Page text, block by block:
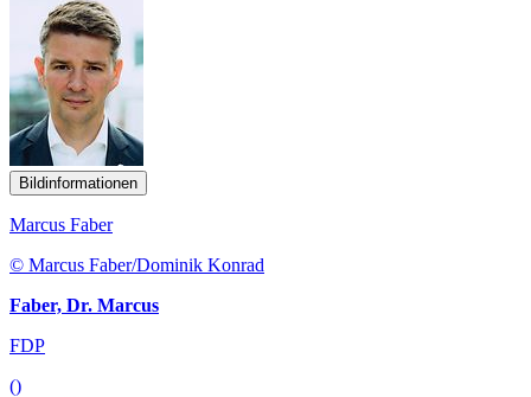
Bildinformationen
Marcus Faber
© Marcus Faber/Dominik Konrad
Faber, Dr. Marcus
FDP
()